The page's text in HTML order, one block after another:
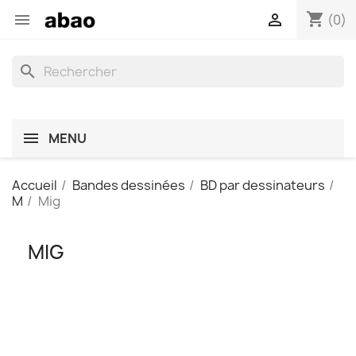
 shopping_cart (0)

search
MENU
Accueil Bandes dessinées
BD par dessinateurs
M
Mig
MIG